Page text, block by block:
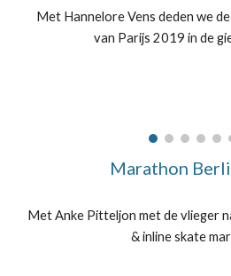
Met Hannelore Vens deden we
van Parijs 2019 in de
Marathon
Met Anke Pitteljon met de vlieger
& inline skate